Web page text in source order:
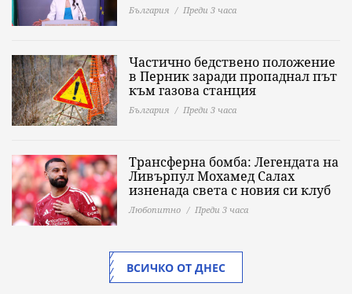
България Преди 3 часа
Частично бедствено положение
в Перник заради пропаднал път
към газова станция
България Преди 3 часа
Трансферна бомба: Легендата на
Ливърпул Мохамед Салах
изненада света с новия си клуб
Любопитно Преди 3 часа
ВСИЧКО ОТ ДНЕС